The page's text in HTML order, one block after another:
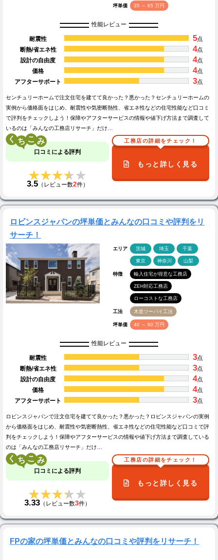
坪単価 35 ～ 65 万円
性能レビュー
耐震性 5点
断熱/省エネ性
4点
設計の自由度
4点
価格
4点
アフターサポート
3点
センチュリーホームで注文住宅を建てて良かった？悪かった？センチュリーホームの
実例から価格面をはじめ、耐震性や気密断熱性、省エネ性などの住宅性能など口コミ
で評判をチェックしよう！保障やアフターサービスの情報や値下げ方法まで調査して
いるのは「みんなの工務店リサーチ」だけ…
く こ
口コミによる評判
★★★★★
★★★★★
3.5（レビュー数2件）
工務店の詳細をチェック！
もっと詳しく見る
ロビンスジャパンの坪単価とみんなの口コミや評判をリ
サーチ！
エリア 茨城 埼玉 千葉
東京 神奈川 山梨
特徴 輸入住宅が得意な工務店
ZEH対応工務店
ローコストな工務店
工法 木造ツーバイ工法
坪単価 40 ～ 80 万円
性能レビュー
耐震性 3点
断熱/省エネ性
3点
設計の自由度
4点
価格
4点
アフターサポート
3点
ロビンスジャパンで注文住宅を建てて良かった？悪かった？ロビンスジャパンの実例
から価格面をはじめ、耐震性や気密断熱性、省エネ性などの住宅性能など口コミで評
判をチェックしよう！保障やアフターサービスの情報や値下げ方法まで調査している
のは「みんなの工務店リサーチ」だけ…
く こ
口コミによる評判
★★★★★
★★★★★
3.33 （レビュー数3件）
工務店の詳細をチェック！
もっと詳しく見る
FPの家の坪単価とみんなの口コミや評判をリサーチ！